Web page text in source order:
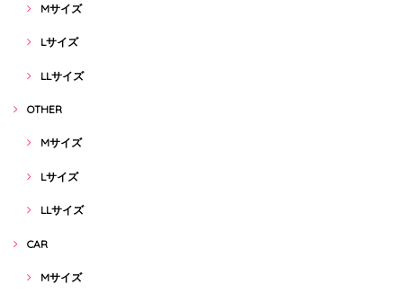
Mサイズ
Lサイズ
LLサイズ
OTHER
Mサイズ
Lサイズ
LLサイズ
CAR
Mサイズ